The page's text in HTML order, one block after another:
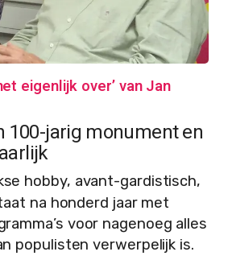
eigenlijk over’ van Jan
100-jarig monument en
hobby, avant-gardistisch,
na honderd jaar met
voor nagenoeg alles
populisten verwerpelijk is.